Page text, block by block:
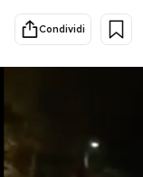
Cultura
Economia
Sport
PODCAST
Condividi